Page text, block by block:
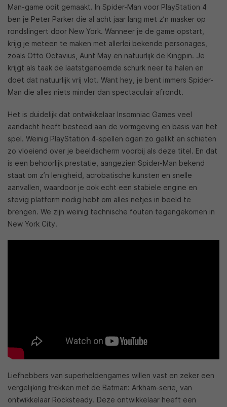
Man-game ooit gemaakt. In Spider-Man voor PlayStation 4
ben je Peter Parker die al acht jaar lang met z’n masker op
rondslingert door New York. Wanneer je de game opstart,
krijg je meteen te maken met allerlei bekende personages,
zoals Otto Octavius, Aunt May en natuurlijk de Kingpin. Je
krijgt als taak de laatstgenoemde schurk neer te halen en
doet dat natuurlijk vrij vlot. Want hey, je bent immers Spider-
Man die alles niets minder dan spectaculair afrondt.
Het is duidelijk dat ontwikkelaar Insomniac Games veel
aandacht heeft besteed aan de vormgeving en basis van het
spel. Weinig PlayStation 4-spellen ogen zo gelikt en schieten
zo vloeiend over je beeldscherm voorbij als deze titel. En dat
is een behoorlijk prestatie, aangezien Spider-Man bekend
staat om z’n lenigheid, acrobatische kunsten en snelle
aanvallen, waardoor je ook echt een stabiele engine en
stevig platform nodig hebt om alles netjes in beeld te
brengen. We zijn weinig technische fouten tegengekomen in
New York City.
Liefhebbers van superheldengames willen vast en zeker een
vergelijking trekken met de Batman: Arkham-serie, van
ontwikkelaar Rocksteady. Deze ontwikkelaar heeft een